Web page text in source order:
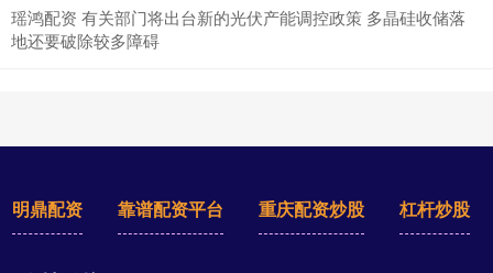
瑶鸿配资 有关部门将出台新的光伏产能调控政策 多晶硅收储落
地还要破除较多障碍
明鼎配资 靠谱配资平台 重庆配资炒股 杠杆炒股